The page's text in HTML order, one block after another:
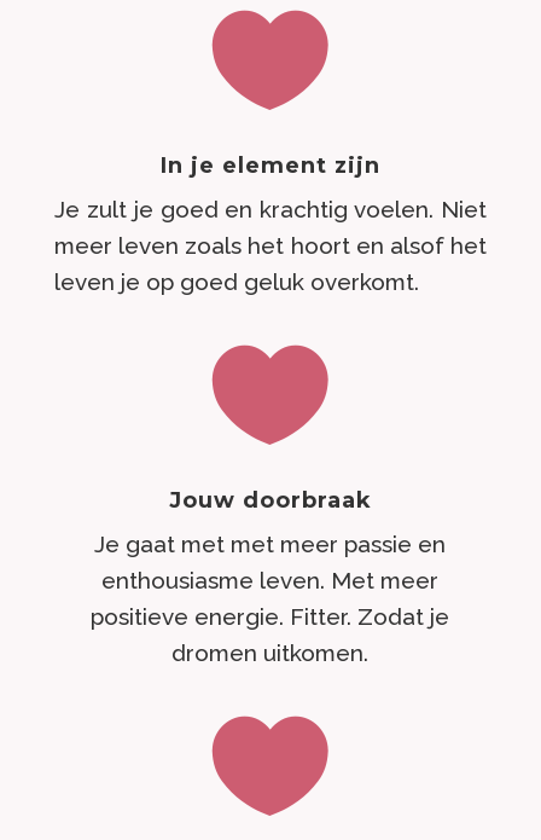

In je element zijn
Je zult je goed en krachtig voelen. Niet
meer leven zoals het hoort en alsof het
leven je op goed geluk overkomt.

Jouw doorbraak
Je gaat met met meer passie en
enthousiasme leven. Met meer
positieve energie. Fitter. Zodat je
dromen uitkomen.
